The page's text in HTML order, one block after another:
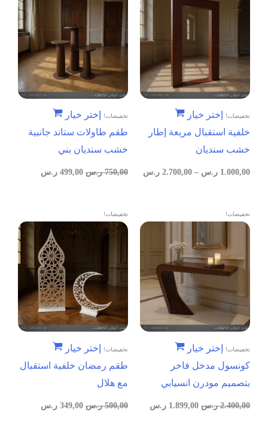
تخفيضات!
إختر خيار
خلفية استقبال مربعة إطار
خشب سنديان
1.000,00 ر.س –
2.700,00 ر.س
تخفيضات!
إختر خيار
طقم طاولات ستاند جانبية
خشب سنديان بني
750,00 ر.س 499,00 ر.س
تخفيضات!
تخفيضات!
إختر خيار
كونسول مدخل فاخر
بتصميم مودرن انسيابي
2.400,00 ر.س 1.899,00 ر.س
تخفيضات!
تخفيضات!
إختر خيار
طقم رمضان خلفية استقبال
مع هلال
500,00 ر.س 349,00 ر.س